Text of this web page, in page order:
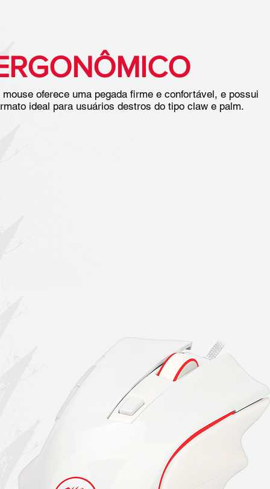
mouse oferece uma pegada firme e confortável, e possui
ideal para usuários destros do tipo claw e palm.